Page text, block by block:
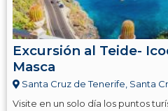
Excursión al Teide-
Masca
Santa Cruz de Tenerife, Santa
Visite en un solo día los puntos